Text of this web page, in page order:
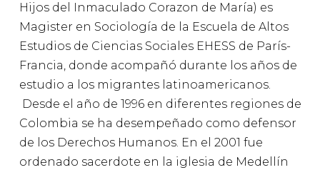
Hijos del Inmaculado Corazon de María) es
Magister en Sociología de la Escuela de Altos
Estudios de Ciencias Sociales EHESS de París-
Francia, donde acompañó durante los años de
estudio a los migrantes latinoamericanos.
Desde el año de 1996 en diferentes regiones de
Colombia se ha desempeñado como defensor
de los Derechos Humanos. En el 2001 fue
ordenado sacerdote en la iglesia de Medellín